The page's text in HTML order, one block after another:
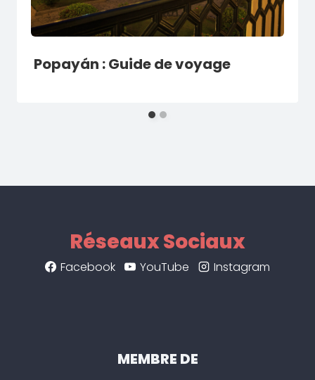
Popayán : Guide de voyage
Réseaux Sociaux
Facebook YouTube Instagram
MEMBRE DE